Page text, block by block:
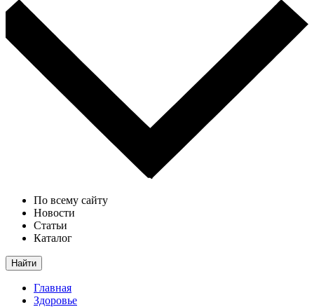
По всему сайту
Новости
Статьи
Каталог
Найти
Главная
Здоровье